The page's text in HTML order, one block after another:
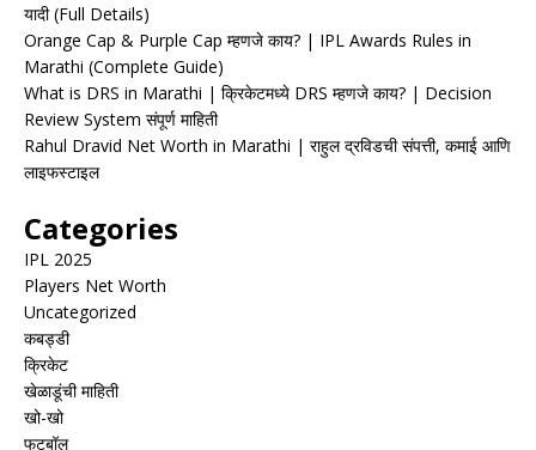
यादी (Full Details)
Orange Cap & Purple Cap म्हणजे काय? | IPL Awards Rules in
Marathi (Complete Guide)
What is DRS in Marathi | क्रिकेटमध्ये DRS म्हणजे काय? | Decision
Review System संपूर्ण माहिती
Rahul Dravid Net Worth in Marathi | राहुल द्रविडची संपत्ती, कमाई आणि
लाइफस्टाइल
Categories
IPL 2025
Players Net Worth
Uncategorized
कबड्डी
क्रिकेट
खेळाडूंची माहिती
खो-खो
फुटबॉल